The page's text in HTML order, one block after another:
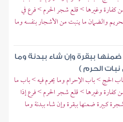
كفارة وغيرها > قلع شجر الحرم > فرع في
والضمان ما ينبت من الأشجار بنفسه وما
ببقرة وإن شاء ببدنة وما
الحرم )
الحج > باب الإحرام وما يحرم فيه > باب ما
كفارة وغيرها > قلع شجر الحرم > فرع إذا
كبيرة ضمنها ببقرة وإن شاء ببدنة وما